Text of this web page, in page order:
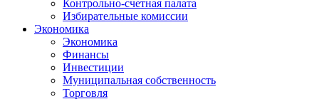
Контрольно-счетная палата
Избирательные комиссии
Экономика
Экономика
Финансы
Инвестиции
Муниципальная собственность
Торговля